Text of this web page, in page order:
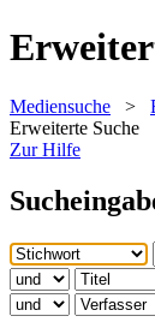
Mediensuche >
Erweiterte Suche
Zur Hilfe